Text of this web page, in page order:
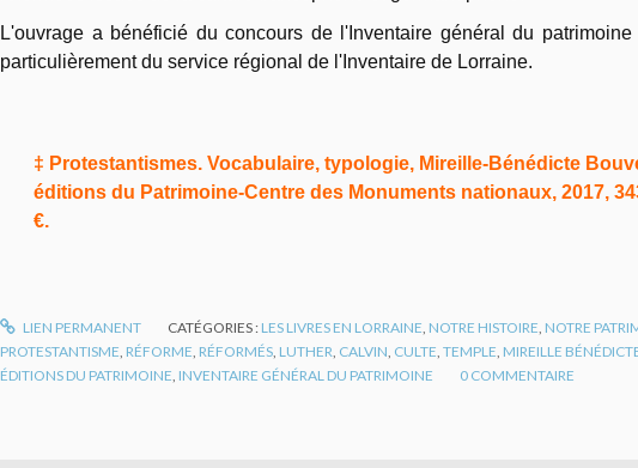
L'ouvrage a bénéficié du concours de l'Inventaire général du
particulièrement du service régional de l'Inventaire de Lorraine.
‡ Protestantismes. Vocabulaire, typologie, Mireille-Bénédicte
éditions du Patrimoine-Centre des Monuments nationaux, 2017,
€.
LIEN PERMANENT CATÉGORIES : LES LIVRES EN LORRAINE, NOTRE HISTOIRE, NOTRE
PROTESTANTISME, RÉFORME, RÉFORMÉS, LUTHER, CALVIN, CULTE, TEMPLE, MIREILLE
ÉDITIONS DU PATRIMOINE, INVENTAIRE GÉNÉRAL DU PATRIMOINE 0 COMMENTAIRE